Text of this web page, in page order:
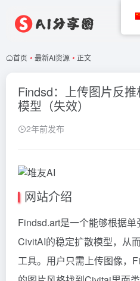
首页 • 最新AI资源 • 正文
Findsd：上传图片反
模型（失效）
2年前发布
网站介绍
Findsd.art是一个能够根据
CivitAI的稳定扩散模型，从
工具。用户只需上传图像，